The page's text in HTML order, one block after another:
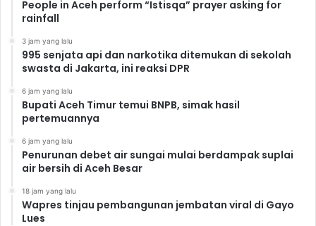
People in Aceh perform “Istisqa” prayer asking for
rainfall
3 jam yang lalu
995 senjata api dan narkotika ditemukan di sekolah
swasta di Jakarta, ini reaksi DPR
6 jam yang lalu
Bupati Aceh Timur temui BNPB, simak hasil
pertemuannya
6 jam yang lalu
Penurunan debet air sungai mulai berdampak suplai
air bersih di Aceh Besar
18 jam yang lalu
Wapres tinjau pembangunan jembatan viral di Gayo
Lues